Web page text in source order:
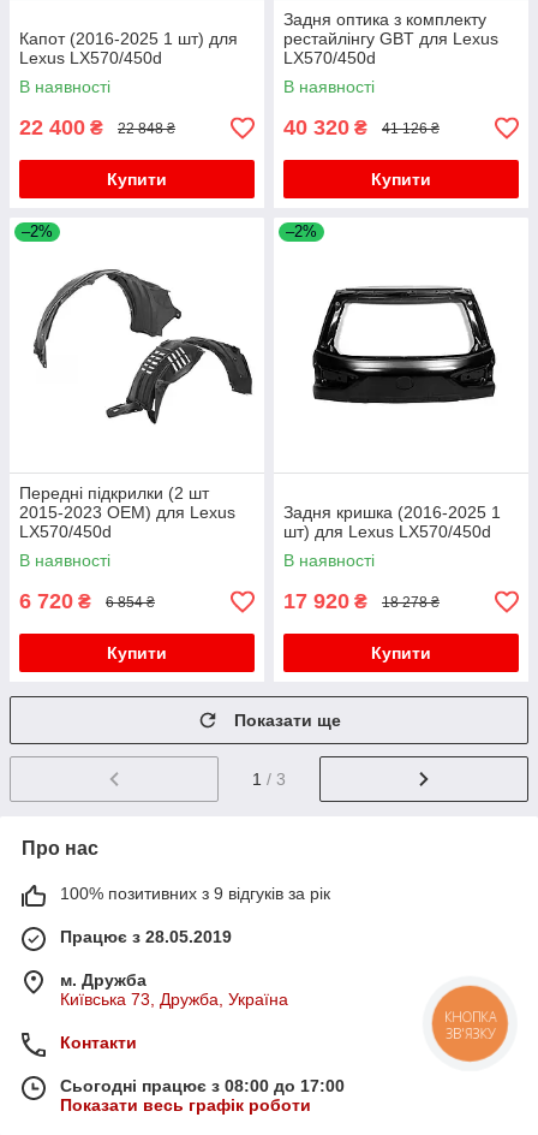
Капот (2016-2025 1 шт) для
Lexus LX570/450d
В наявності
22 400 ₴ 22 848 ₴
Купити
Задня оптика з комплекту
рестайлінгу GBT для Lexus
LX570/450d
В наявності
40 320 ₴ 41 126 ₴
Купити
–2%
Передні підкрилки (2 шт
2015-2023 OEM) для Lexus
LX570/450d
В наявності
6 720 ₴ 6 854 ₴
Купити
–2%
Задня кришка (2016-2025 1
шт) для Lexus LX570/450d
В наявності
17 920 ₴ 18 278 ₴
Купити
Показати ще
1 / 3
Про нас
100% позитивних з 9 відгуків за рік
Працює з 28.05.2019
м. Дружба
Київська 73, Дружба, Україна
Контакти
Сьогодні працює з 08:00 до 17:00
Показати весь графік роботи
КНОПКА
ЗВ'ЯЗКУ